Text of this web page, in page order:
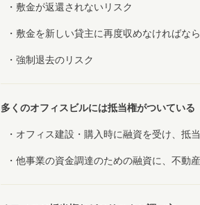
敷金が返還されないリスク
敷金を新しい貸主に再度収めなければな
強制退去のリスク
多くのオフィスビルには抵当権がついている
オフィス建設・購入時に融資を受け、抵
他事業の資金調達のための融資に、不動